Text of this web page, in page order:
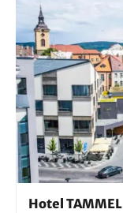
Hotel TAMMEL